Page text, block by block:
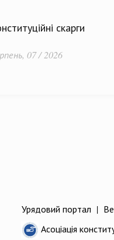
скарги
07 / 2026
Урядовий портал |
Асоціація